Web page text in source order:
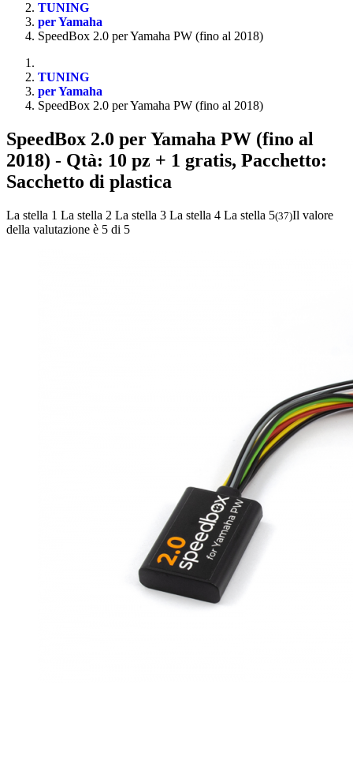
TUNING
per Yamaha
SpeedBox 2.0 per Yamaha PW (fino al 2018)
TUNING
per Yamaha
SpeedBox 2.0 per Yamaha PW (fino al 2018)
SpeedBox 2.0 per Yamaha PW (fino al
2018) - Qtà: 10 pz + 1 gratis, Pacchetto:
Sacchetto di plastica
La stella 1 La stella 2 La stella 3 La stella 4 La stella 5(37)Il valore
della valutazione è 5 di 5